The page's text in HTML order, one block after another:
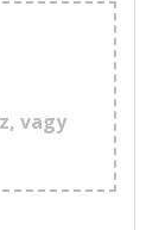
vagy